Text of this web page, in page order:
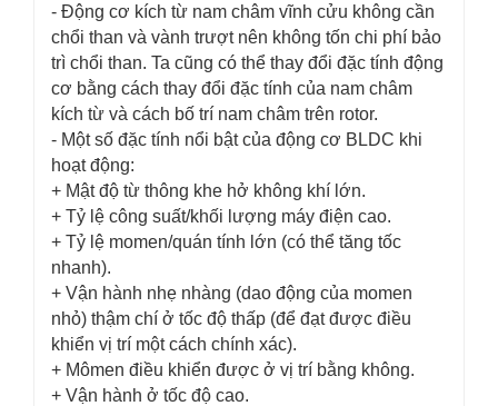
- Động cơ kích từ nam châm vĩnh cửu không cần
chổi than và vành trượt nên không tốn chi phí bảo
trì chổi than. Ta cũng có thể thay đổi đặc tính động
cơ bằng cách thay đổi đặc tính của nam châm
kích từ và cách bố trí nam châm trên rotor.
- Một số đặc tính nổi bật của động cơ BLDC khi
hoạt động:
+ Mật độ từ thông khe hở không khí lớn.
+ Tỷ lệ công suất/khối lượng máy điện cao.
+ Tỷ lệ momen/quán tính lớn (có thể tăng tốc
nhanh).
+ Vận hành nhẹ nhàng (dao động của momen
nhỏ) thậm chí ở tốc độ thấp (để đạt được điều
khiển vị trí một cách chính xác).
+ Mômen điều khiển được ở vị trí bằng không.
+ Vận hành ở tốc độ cao.